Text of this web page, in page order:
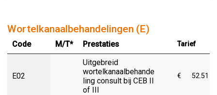
Wortelkanaalbehandelingen (E)
Code M/T* Prestaties Tarief
E02
Uitgebreid
wortelkanaalbehande
ling consult bij CEB II
of III
€ 52.51